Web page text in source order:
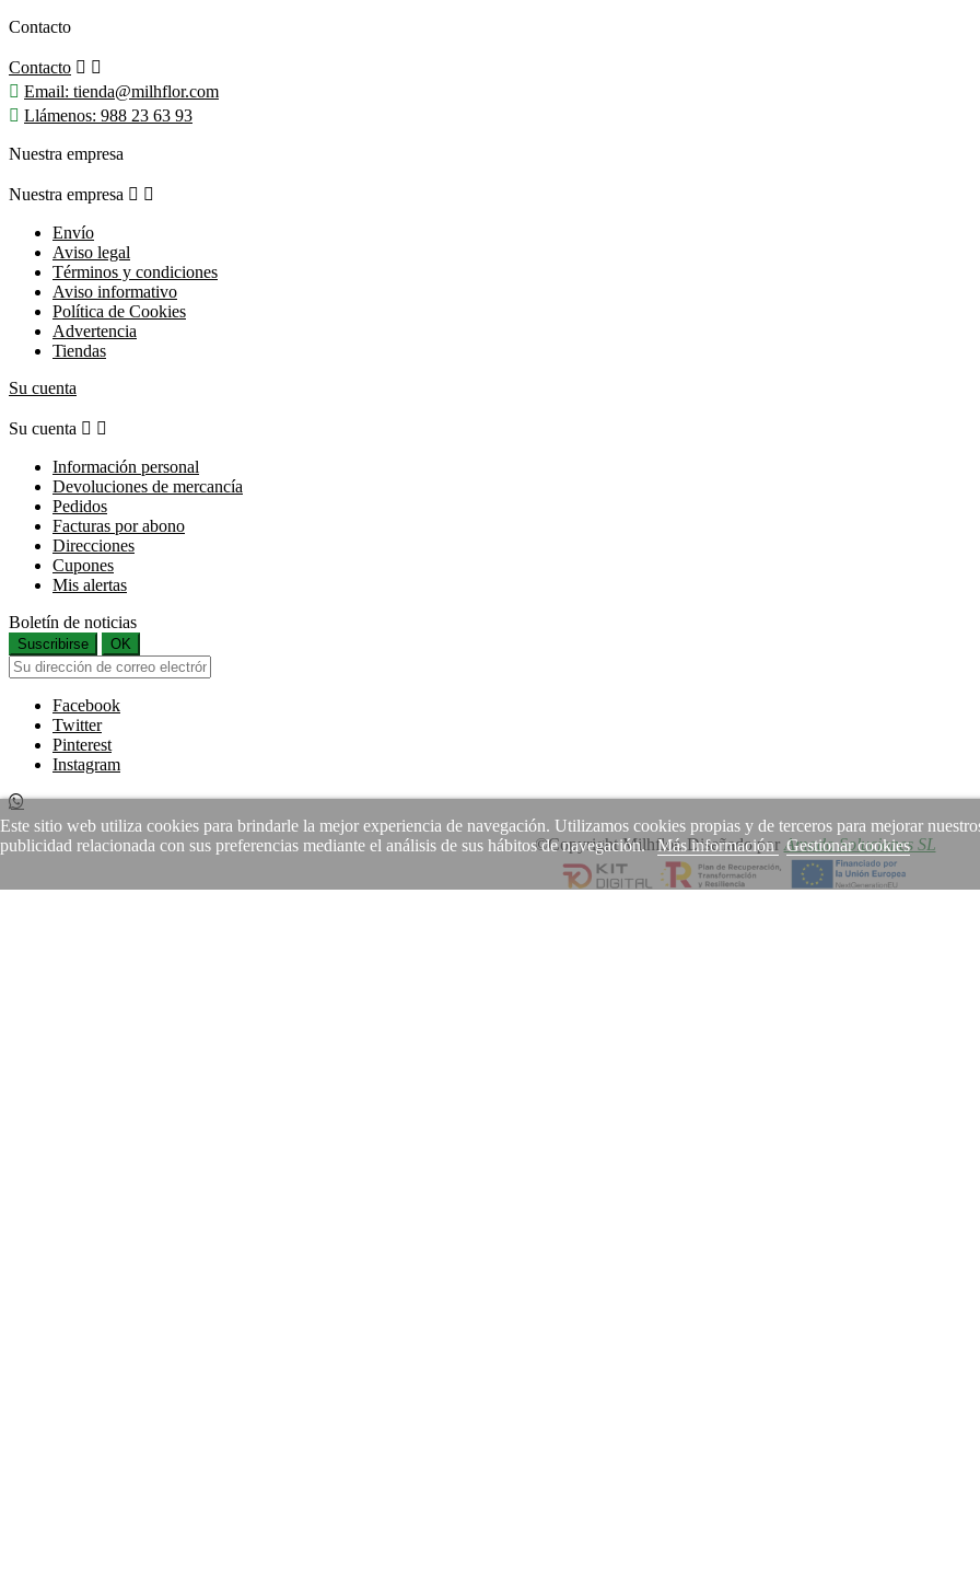
Este sitio web utiliza cookies para brindarle la mejor experiencia de navegación. Utilizamos cookies propias y de terceros para mejorar
publicidad relacionada con sus preferencias mediante el análisis de sus hábitos de navegación. Más información Gestionar cookies
Contacto
Contacto  
 Email: tienda@milhflor.com
 Llámenos: 988 23 63 93
Nuestra empresa
Nuestra empresa  
Envío
Aviso legal
Términos y condiciones
Aviso informativo
Política de Cookies
Advertencia
Tiendas
Su cuenta
Su cuenta  
Información personal
Devoluciones de mercancía
Pedidos
Facturas por abono
Direcciones
Cupones
Mis alertas
Boletín de noticias
Suscribirse OK
Facebook
Twitter
Pinterest
Instagram
©Copyright Milhflor. Diseñado por Amodo Soluciones SL